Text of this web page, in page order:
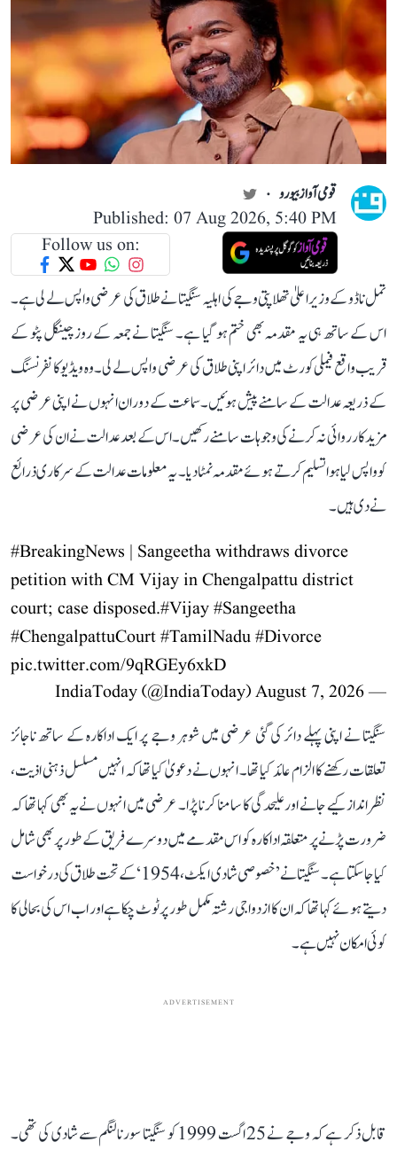
قومی آواز بیورو
Published: 07 Aug 2026, 5:40 PM
Follow us on:
تمل ناڈو کے وزیر اعلیٰ تھلاپتی وجے کی اہلیہ سنگیتا نے طلاق کی عرضی واپس لے لی ہے۔
اس کے ساتھ ہی یہ مقدمہ بھی ختم ہو گیا ہے۔ سنگیتا نے جمعہ کے روز چینگل پٹو کے
قریب واقع فیملی کورٹ میں دائر اپنی طلاق کی عرضی واپس لے لی۔ وہ ویڈیو کانفرنسنگ
کے ذریعہ عدالت کے سامنے پیش ہوئیں۔ سماعت کے دوران انہوں نے اپنی عرضی پر
مزید کارروائی نہ کرنے کی وجوہات سامنے رکھیں۔ اس کے بعد عدالت نے ان کی عرضی
کو واپس لیا ہوا تسلیم کرتے ہوئے مقدمہ نمٹا دیا۔ یہ معلومات عدالت کے سرکاری ذرائع
نے دی ہیں۔
#BreakingNews | Sangeetha withdraws divorce
petition with CM Vijay in Chengalpattu district
court; case disposed.#Vijay#Sangeetha
#ChengalpattuCourt#TamilNadu#Divorce
pic.twitter.com/9qRGEy6xkD
— IndiaToday (@IndiaToday)
August 7, 2026
سنگیتا نے اپنی پہلے دائر کی گئی عرضی میں شوہر وجے پر ایک اداکارہ کے ساتھ ناجائز
تعلقات رکھنے کا الزام عائد کیا تھا۔ انہوں نے دعویٰ کیا تھا کہ انہیں مسلسل ذہنی اذیت،
نظر انداز کیے جانے اور علیحدگی کا سامنا کرنا پڑا۔ عرضی میں انہوں نے یہ بھی کہا تھا کہ
ضرورت پڑنے پر متعلقہ اداکارہ کو اس مقدمے میں دوسرے فریق کے طور پر بھی شامل
کیا جا سکتا ہے۔ سنگیتا نے ’خصوصی شادی ایکٹ، 1954‘ کے تحت طلاق کی درخواست
دیتے ہوئے کہا تھا کہ ان کا ازدواجی رشتہ مکمل طور پر ٹوٹ چکا ہے اور اب اس کی بحالی کا
کوئی امکان نہیں ہے۔
ADVERTISEMENT
قابل ذکر ہے کہ وجے نے 25 اگست 1999 کو سنگیتا سورنالنگم سے شادی کی تھی۔